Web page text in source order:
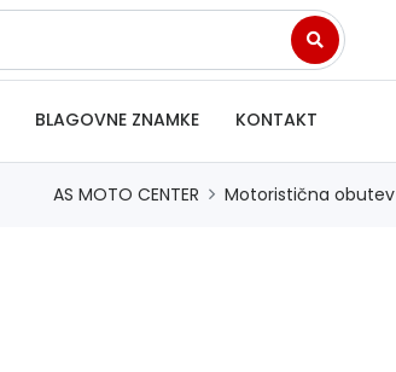
BLAGOVNE ZNAMKE KONTAKT
AS MOTO CENTER Motoristična obutev